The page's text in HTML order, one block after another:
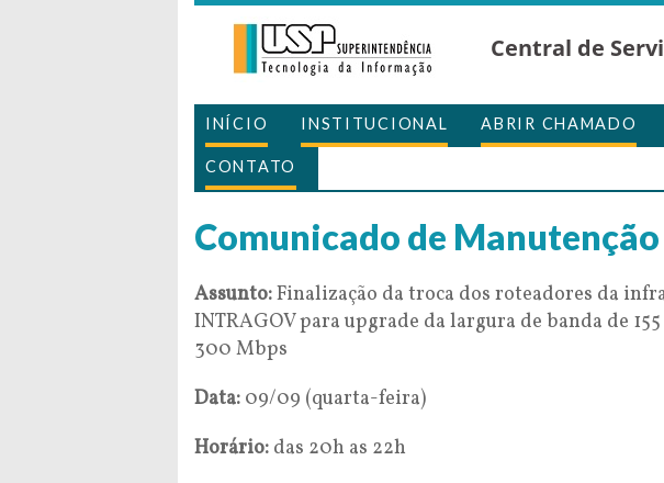
Central de
INÍCIO INSTITUCIONAL ABRIR CHAMADO
CONTATO
Comunicado de
Assunto:Finalização da troca dos roteadores da
INTRAGOV para upgrade da largura de banda de
300 Mbps
Data: 09/09 (quarta-feira)
Horário: das 20h as 22h